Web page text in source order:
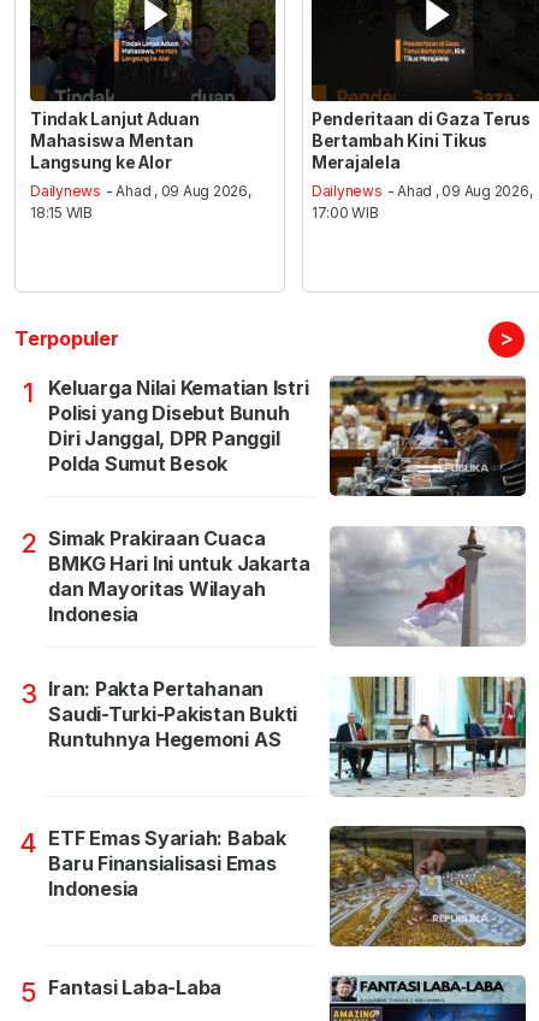
Tindak Lanjut Aduan
Mahasiswa Mentan
Langsung ke Alor
Dailynews - Ahad , 09 Aug 2026,
18:15 WIB
Penderitaan di Gaza Terus
Bertambah Kini Tikus
Merajalela
Dailynews - Ahad , 09 Aug 2026,
17:00 WIB
Terpopuler >
1
Keluarga Nilai Kematian Istri
Polisi yang Disebut Bunuh
Diri Janggal, DPR Panggil
Polda Sumut Besok
2 Simak Prakiraan Cuaca
BMKG Hari Ini untuk Jakarta
dan Mayoritas Wilayah
Indonesia
3 Iran: Pakta Pertahanan
Saudi-Turki-Pakistan Bukti
Runtuhnya Hegemoni AS
4 ETF Emas Syariah: Babak
Baru Finansialisasi Emas
Indonesia
5 Fantasi Laba-Laba